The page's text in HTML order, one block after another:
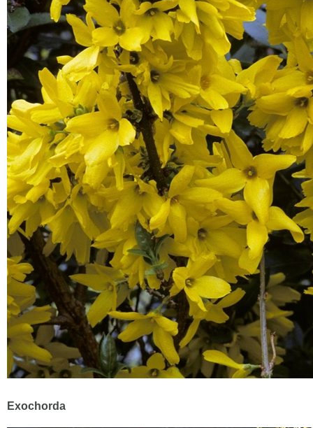
Exochorda